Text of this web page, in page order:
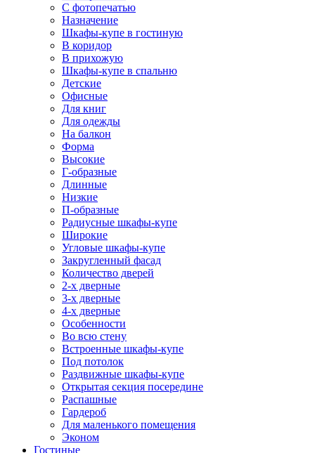
С фотопечатью
Назначение
Шкафы-купе в гостиную
В коридор
В прихожую
Шкафы-купе в спальню
Детские
Офисные
Для книг
Для одежды
На балкон
Форма
Высокие
Г-образные
Длинные
Низкие
П-образные
Радиусные шкафы-купе
Широкие
Угловые шкафы-купе
Закругленный фасад
Количество дверей
2-х дверные
3-х дверные
4-х дверные
Особенности
Во всю стену
Встроенные шкафы-купе
Под потолок
Раздвижные шкафы-купе
Открытая секция посередине
Распашные
Гардероб
Для маленького помещения
Эконом
Гостиные